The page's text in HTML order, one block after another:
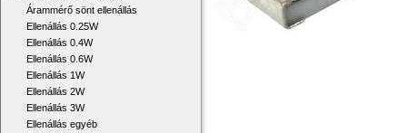
Árammérő sönt ellenállás
Ellenállás 0.25W
Ellenállás 0.4W
Ellenállás 0.6W
Ellenállás 1W
Ellenállás 2W
Ellenállás 3W
Ellenállás egyéb